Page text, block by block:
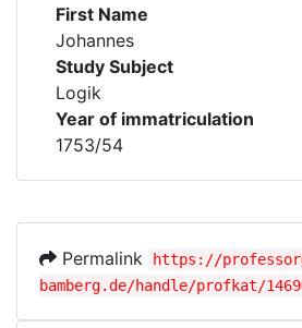
First Name
Johannes
Study Subject
Logik
Year of immatriculation
1753/54
Permalink
https://
bamberg.de/handle/profkat/